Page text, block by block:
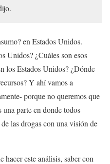
en Estados Unidos.
Unidos? ¿Cuáles son esos
los Estados Unidos? ¿Dónde
Y ahí vamos a
porque no queremos que
parte en donde todos
las drogas con una visión de
hacer este análisis, saber con